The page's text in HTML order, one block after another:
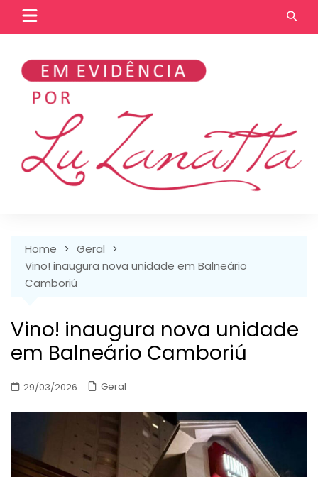
Home
Geral
Vino! inaugura nova unidade em Balneário
Camboriú
Vino! inaugura nova unidade
em Balneário Camboriú
29/03/2026 Geral